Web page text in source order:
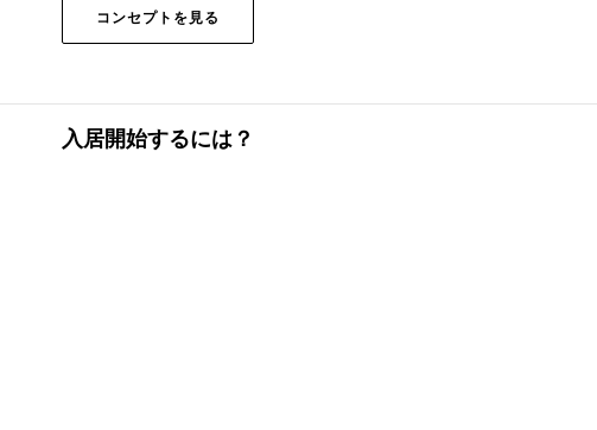
コンセプトを見る
入居開始するには？